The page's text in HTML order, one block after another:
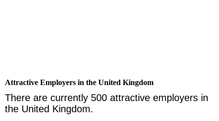
Attractive Employers in the United Kingdom
There are currently 500 attractive employers in
the United Kingdom.